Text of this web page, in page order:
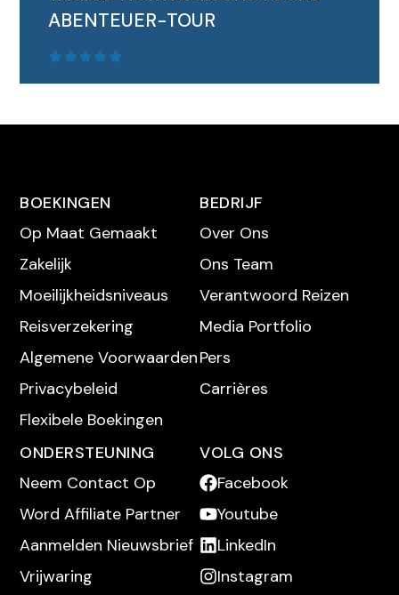
ABENTEUER-TOUR
BOEKINGEN
Op Maat Gemaakt
Zakelijk
Moeilijkheidsniveaus
Reisverzekering
Algemene Voorwaarden
Privacybeleid
Flexibele Boekingen
BEDRIJF
Over Ons
Ons Team
Verantwoord Reizen
Media Portfolio
Pers
Carrières
ONDERSTEUNING
Neem Contact Op
Word Affiliate Partner
Aanmelden Nieuwsbrief
Vrijwaring
VOLG ONS
Facebook
Youtube
LinkedIn
Instagram